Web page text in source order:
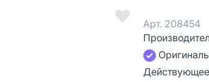
Арт. 208454